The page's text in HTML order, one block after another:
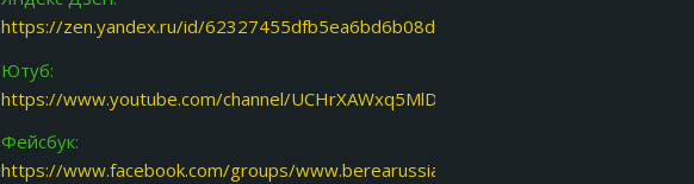
https://zen.yandex.ru/id/62327455dfb5ea6bd6b08d31
Ютуб:
https://www.youtube.com/channel/UCHrXAWxq5MlDJoY87fMjknw
Фейсбук:
https://www.facebook.com/groups/www.berearussia.org/